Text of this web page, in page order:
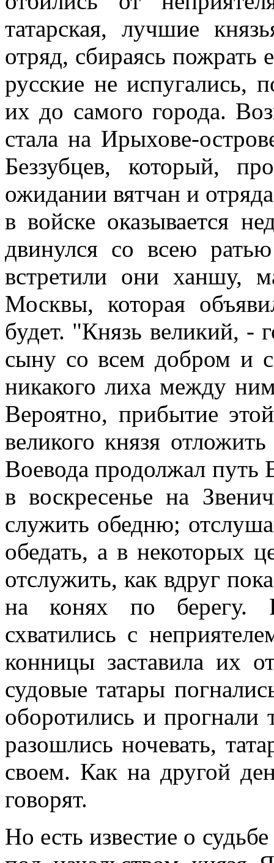
татарская, лучшие
отряд, сбираясь пожрать
русские не испугались,
их до самого города.
стала на Ирыхове-
Беззубцев, который,
ожидании вятчан и
в войске оказывается
двинулся со всею
встретили они ханшу,
Москвы, которая
будет. "Князь великий, -
сыну со всем добром и
никакого лиха между
Вероятно, прибытие
великого князя
Воевода продолжал путь
в воскресенье на
служить обедню;
обедать, а в некоторых
отслужить, как вдруг
на конях по берегу.
схватились с
конницы заставила их
судовые татары
оборотились и прогнали
разошлись ночевать,
своем. Как на другой
говорят.
Но есть известие о